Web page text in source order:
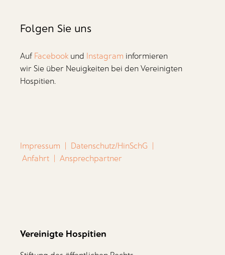
Folgen Sie uns
Auf Facebook und Instagram informieren
wir Sie über Neuigkeiten bei den Vereinigten
Hospitien.
Impressum | Datenschutz/HinSchG |
Anfahrt | Ansprechpartner
Vereinigte Hospitien